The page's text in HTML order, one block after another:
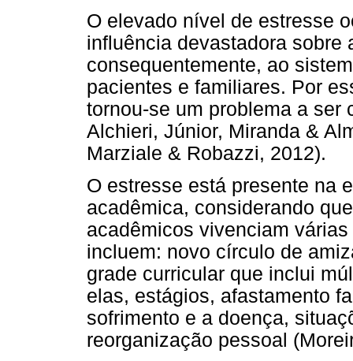
O elevado nível de estresse
influência devastadora sobre
consequentemente, ao
pacientes e familiares. Por
tornou-se um problema a ser
Alchieri, Júnior, Miranda &
Marziale & Robazzi, 2012).
O estresse está presente na
acadêmica, considerando
acadêmicos vivenciam
incluem: novo círculo de
grade curricular que inclui
elas, estágios, afastamento
sofrimento e a doença,
reorganização pessoal